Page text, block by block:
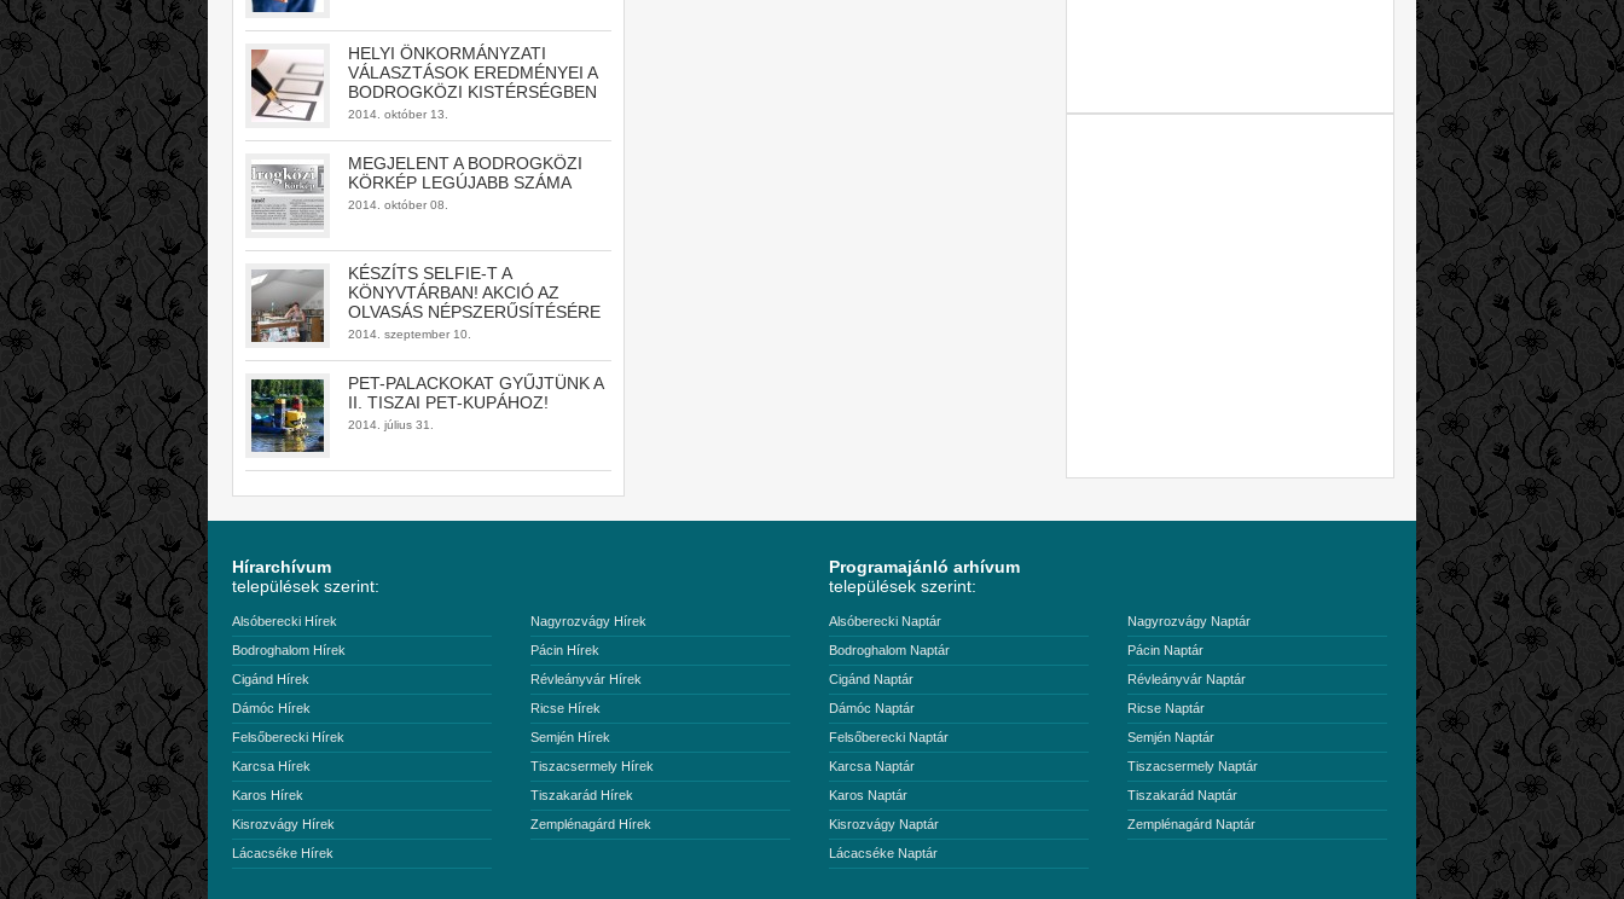
HELYI ÖNKORMÁNYZATI
VÁLASZTÁSOK EREDMÉNYEI A
BODROGKÖZI KISTÉRSÉGBEN
2014. október 13.
MEGJELENT A BODROGKÖZI
KÖRKÉP LEGÚJABB SZÁMA
2014. október 08.
KÉSZÍTS SELFIE-T A
KÖNYVTÁRBAN! AKCIÓ AZ
OLVASÁS NÉPSZERŰSÍTÉSÉRE
2014. szeptember 10.
PET-PALACKOKAT GYŰJTÜNK A
II. TISZAI PET-KUPÁHOZ!
2014. július 31.
Hírarchívum
települések szerint:
Alsóberecki Hírek
Bodroghalom Hírek
Cigánd Hírek
Dámóc Hírek
Felsőberecki Hírek
Karcsa Hírek
Karos Hírek
Kisrozvágy Hírek
Lácacséke Hírek
Nagyrozvágy Hírek
Pácin Hírek
Révleányvár Hírek
Ricse Hírek
Semjén Hírek
Tiszacsermely Hírek
Tiszakarád Hírek
Zemplénagárd Hírek
Programajánló arhívum
települések szerint:
Alsóberecki Naptár
Bodroghalom Naptár
Cigánd Naptár
Dámóc Naptár
Felsőberecki Naptár
Karcsa Naptár
Karos Naptár
Kisrozvágy Naptár
Lácacséke Naptár
Nagyrozvágy Naptár
Pácin Naptár
Révleányvár Naptár
Ricse Naptár
Semjén Naptár
Tiszacsermely Naptár
Tiszakarád Naptár
Zemplénagárd Naptár